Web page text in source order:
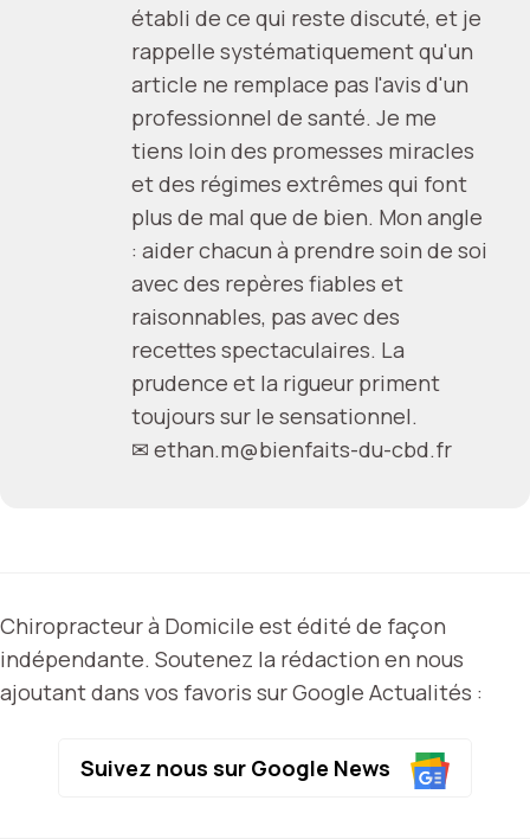
établi de ce qui reste discuté, et je
rappelle systématiquement qu'un
article ne remplace pas l'avis d'un
professionnel de santé. Je me
tiens loin des promesses miracles
et des régimes extrêmes qui font
plus de mal que de bien. Mon angle
: aider chacun à prendre soin de soi
avec des repères fiables et
raisonnables, pas avec des
recettes spectaculaires. La
prudence et la rigueur priment
toujours sur le sensationnel.
✉ ethan.m@bienfaits-du-cbd.fr
Chiropracteur à Domicile est édité de façon
indépendante. Soutenez la rédaction en nous
ajoutant dans vos favoris sur Google Actualités :
Suivez nous sur Google News